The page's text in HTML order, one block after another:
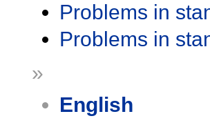
Problems in
Problems in
»
English